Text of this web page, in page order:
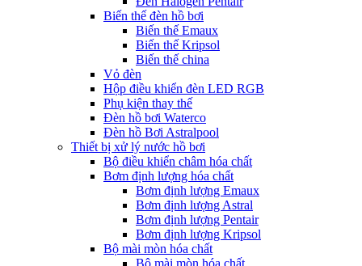
Biến thế đèn hồ bơi
Biến thế Emaux
Biến thế Kripsol
Biến thế china
Vỏ đèn
Hộp điều khiển đèn LED RGB
Phụ kiện thay thế
Đèn hồ bơi Waterco
Đèn hồ Bơi Astralpool
Thiết bị xử lý nước hồ bơi
Bộ điều khiển châm hóa chất
Bơm định lượng hóa chất
Bơm định lượng Emaux
Bơm định lượng Astral
Bơm định lượng Pentair
Bơm định lượng Kripsol
Bộ mài mòn hóa chất
Bộ mài mòn hóa chất